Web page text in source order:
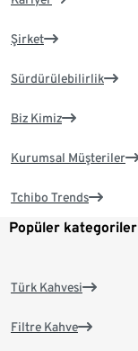
Şirket
Sürdürülebilirlik
Biz Kimiz
Kurumsal Müşteriler
Tchibo Trends
Popüler kategoriler
Türk Kahvesi
Filtre Kahve